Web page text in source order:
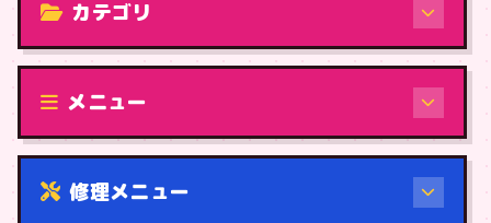
カテゴリ
修理（機種から）
メニュー
修理メニュー